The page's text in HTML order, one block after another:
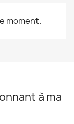
moment.
à ma